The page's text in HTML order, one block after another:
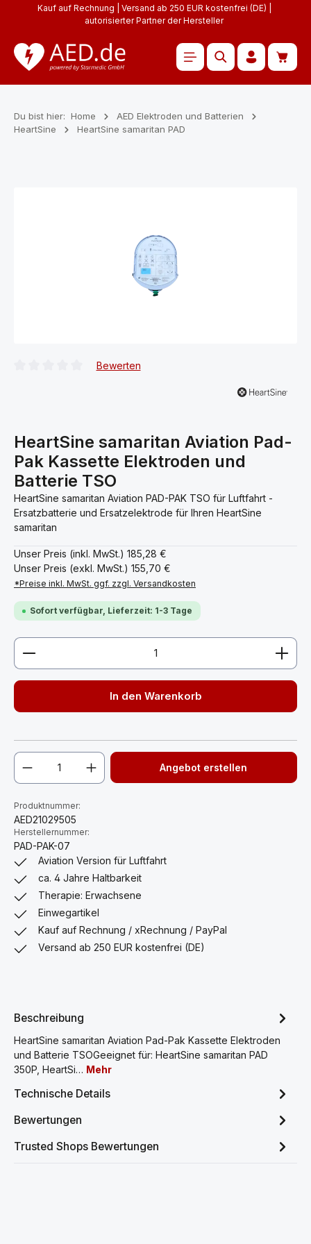
Zum Hauptinhalt springen
Kauf auf Rechnung | Versand ab 250 EUR kostenfrei (DE) |
autorisierter Partner der Hersteller
Du bist hier: Home
AED Elektroden und Batterien
HeartSine
HeartSine samaritan PAD
Bewerten
HeartSine samaritan Aviation Pad-
Pak Kassette Elektroden und
Batterie TSO
HeartSine samaritan Aviation PAD-PAK TSO für Luftfahrt -
Ersatzbatterie und Ersatzelektrode für Ihren HeartSine
samaritan
Unser Preis (inkl. MwSt.) 185,28 €
Unser Preis (exkl. MwSt.) 155,70 €
*Preise inkl. MwSt. ggf. zzgl. Versandkosten
Sofort verfügbar, Lieferzeit: 1-3 Tage
Produkt Anzahl: Gib den gewünschten Wert ein
In den Warenkorb
Angebot erstellen
Produktnummer:
AED21029505
Herstellernummer:
PAD-PAK-07
Aviation Version für Luftfahrt
ca. 4 Jahre Haltbarkeit
Therapie: Erwachsene
Einwegartikel
Kauf auf Rechnung / xRechnung / PayPal
Versand ab 250 EUR kostenfrei (DE)
Beschreibung
HeartSine samaritan Aviation Pad-Pak Kassette Elektroden
und Batterie TSOGeeignet für: HeartSine samaritan PAD
350P, HeartSi… Mehr
Technische Details
Bewertungen
Trusted Shops Bewertungen